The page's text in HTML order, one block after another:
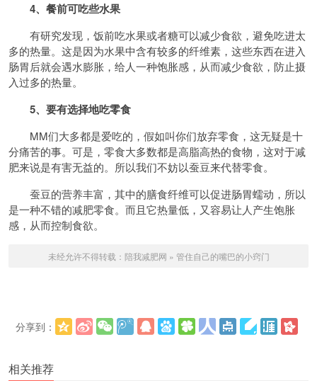
4、餐前可吃些水果
有研究发现，饭前吃水果或者糖可以减少食欲，避免吃进太
多的热量。这是因为水果中含有较多的纤维素，这些东西在进入
肠胃后就会遇水膨胀，给人一种饱胀感，从而减少食欲，防止摄
入过多的热量。
5、要有选择地吃零食
MM们大多都是爱吃的，假如叫你们放弃零食，这无疑是十
分痛苦的事。可是，零食大多数都是高脂高热的食物，这对于减
肥来说是有害无益的。所以我们不妨以蚕豆来代替零食。
蚕豆的营养丰富，其中的膳食纤维可以促进肠胃蠕动，所以
是一种不错的减肥零食。而且它热量低，又容易让人产生饱胀
感，从而控制食欲。
未经允许不得转载： 陪我减肥网 » 管住自己的嘴巴的小窍门
分享到：
相关推荐